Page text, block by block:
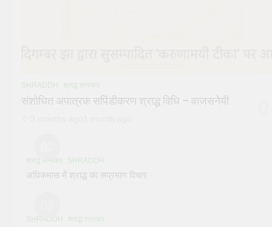
SHRADDH श्राद्ध रत्नाकर
संशोधित अपात्रक सपिंडीकरण श्राद्ध विधि – वाजसनेयी
श्राद्ध रत्नाकर SHRADDH
अधिकमास में श्राद्ध का सप्रमाण विचार
SHRADDH श्राद्ध रत्नाकर